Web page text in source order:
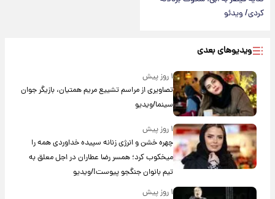
کردی/ ویدئو
ویدیوهای بعدی
۱ روز پیش
تصاویری از مراسم تشییع مریم همتیان، بازیگر جوان
سینما/ویدیو
۱ روز پیش
چهره خشن و انرژی زنانه سپیده خداوردی همه را
میخکوب کرد؛ همسر رضا عطاران در اجل معلق به
تیم بانوان جنگجو پیوست!/ویدیو
۱ روز پیش